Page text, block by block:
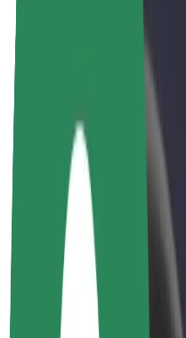
Kierowcy
Zarobki kierowcy
Kurierzy
Zarobki kuriera
Partnerzy Bolt Food
Floty
Franczyza
O nas